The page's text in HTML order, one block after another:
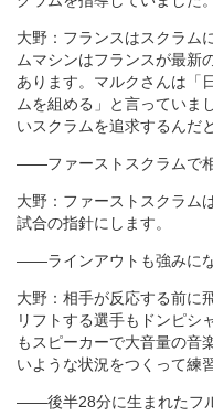
大野：フランスはスクラム
ムマシンはフランスが最新
あります。マルクさんは「
ムを組める」と言っていま
いスクラムを追求するんだと
――ファーストスクラムで相
大野：ファーストスクラム
試合の指針にします。
――ラインアウトも強みにな
大野：相手が反応する前に
リフトする選手もドンピシ
もスピーカーで大音量の音
いような状況をつくって練
――後半28分に生まれたフ